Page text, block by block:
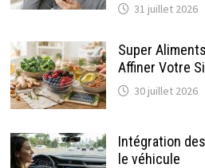
31 juillet 2026
Super
Affiner Votre
30 juillet 2026
Intégration
le véhicule